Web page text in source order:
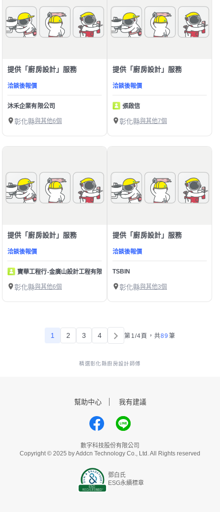
提供「廚房設計」服務
洽談後報價
沐禾企業有限公司
彰化縣與其他6個
提供「廚房設計」服務
洽談後報價
張啟信
彰化縣與其他7個
提供「廚房設計」服務
洽談後報價
寶華工程行-金廣山設計工程有限公司
彰化縣與其他6個
提供「廚房設計」服務
洽談後報價
TSBIN
彰化縣與其他3個
1 2 3 4 第1/4頁， 共89 筆
精選彰化縣廚房設計師傅
幫助中心 我有建議
數字科技股份有限公司
Copyright © 2025 by Addcn Technology Co., Ltd. All Rights reserved
鄧白氏
ESG永續標章